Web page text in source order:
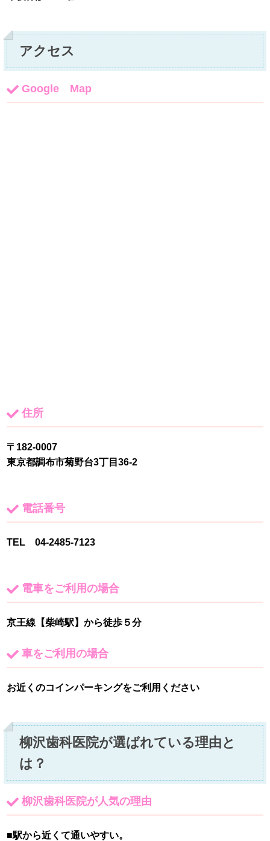
アクセス
Google Map
住所
〒182-0007
東京都調布市菊野台3丁目36-2
電話番号
TEL 04-2485-7123
電車をご利用の場合
京王線【柴崎駅】から徒歩５分
車をご利用の場合
お近くのコインパーキングをご利用ください
柳沢歯科医院が選ばれている理由と
は？
柳沢歯科医院が人気の理由
■駅から近くて通いやすい。